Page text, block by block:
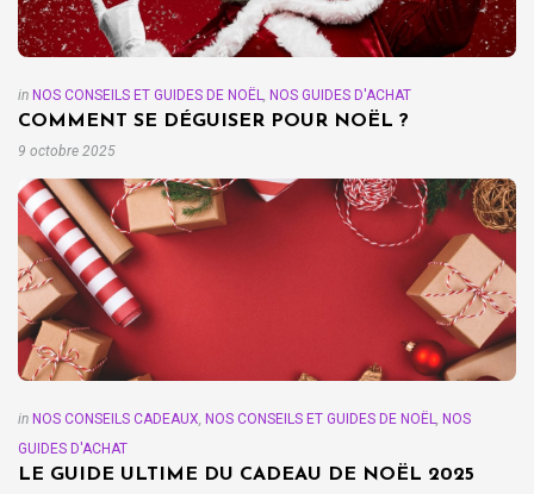
in NOS CONSEILS ET GUIDES DE NOËL NOS GUIDES D'ACHAT
COMMENT SE DÉGUISER POUR NOËL ?
9 octobre 2025
in NOS CONSEILS CADEAUX NOS CONSEILS ET GUIDES DE NOËL
NOS
GUIDES D'ACHAT
LE GUIDE ULTIME DU CADEAU DE NOËL 2025